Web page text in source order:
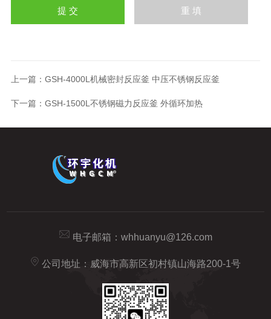
上一篇： GSH-4000L机械密封反应釜 中压不锈钢反应釜
下一篇： GSH-1500L不锈钢磁力反应釜 外循环加热
电子邮箱： whhuanyu@126.com
公司地址：威海市高新区初村镇山海路200-1号